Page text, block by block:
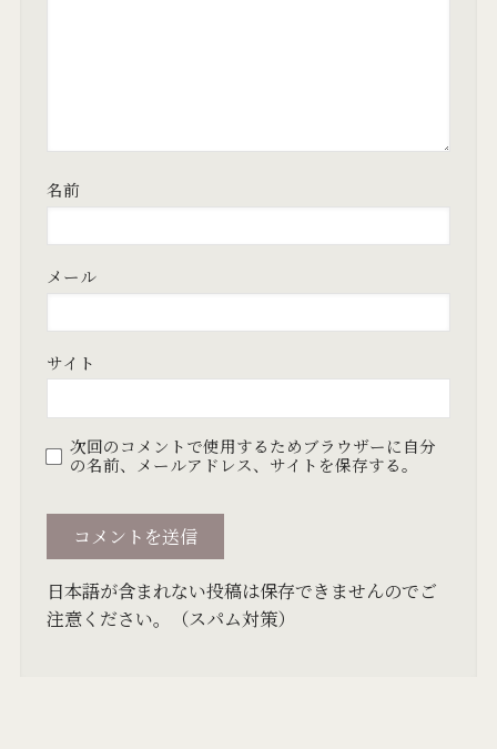
名前
メール
サイト
次回のコメントで使用するためブラウザーに自分
の名前、メールアドレス、サイトを保存する。
日本語が含まれない投稿は保存できませんのでご
注意ください。（スパム対策）